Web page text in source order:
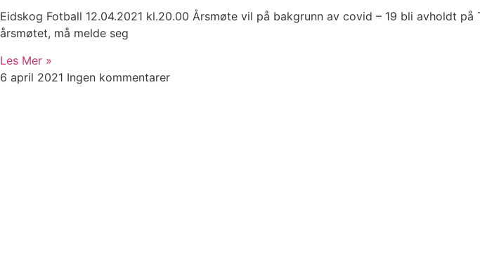
Eidskog Fotball 12.04.2021 kl.20.00 Årsmøte vil på bakgrunn av covid – 19 bli avholdt på
årsmøtet, må melde seg
Les Mer »
6 april 2021 Ingen kommentarer